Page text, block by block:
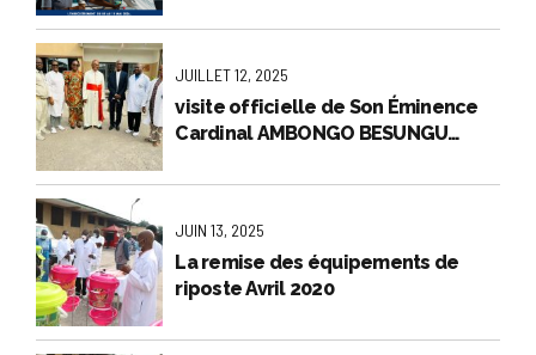
JUILLET 12, 2025
visite officielle de Son Éminence
Cardinal AMBONGO BESUNGU
de Kinshasa à l’hôpital général de
JUIN 13, 2025
La remise des équipements de
riposte Avril 2020